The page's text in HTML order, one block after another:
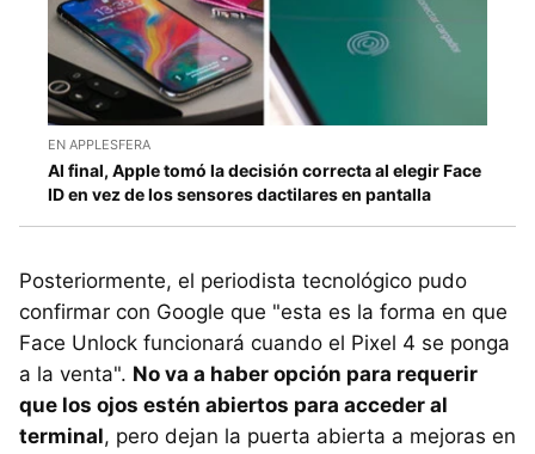
EN APPLESFERA
Al final, Apple tomó la decisión correcta al elegir Face
ID en vez de los sensores dactilares en pantalla
Posteriormente, el periodista tecnológico pudo
confirmar con Google que "esta es la forma en que
Face Unlock funcionará cuando el Pixel 4 se ponga
a la venta". No va a haber opción para requerir
que los ojos estén abiertos para acceder al
terminal, pero dejan la puerta abierta a mejoras en